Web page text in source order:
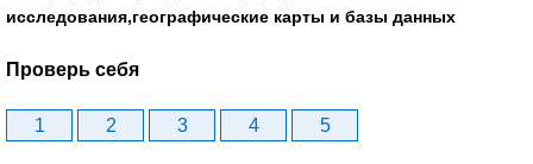
исследования,географические карты и базы данных
Проверь себя
1 2 3 4 5